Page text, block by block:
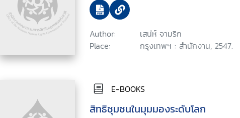
Author:
เสน่ห์ จามริก
Place:
กรุงเทพฯ : สำนักงาน, 2547.
E-BOOKS
สิทธิชุมชนในมุมมองระดับโลก